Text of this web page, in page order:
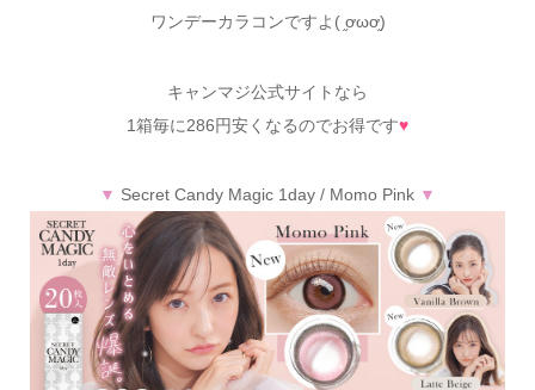
ワンデーカラコンですよ( ֦ơωơ֦)
キャンマジ公式サイトなら
1箱毎に286円安くなるのでお得です♥
▼ Secret Candy Magic 1day / Momo Pink ▼